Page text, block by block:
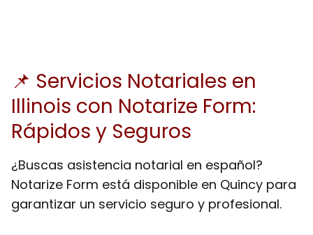
📌 Servicios Notariales en
Illinois con Notarize Form:
Rápidos y Seguros
¿Buscas asistencia notarial en español?
Notarize Form está disponible en Quincy para
garantizar un servicio seguro y profesional.